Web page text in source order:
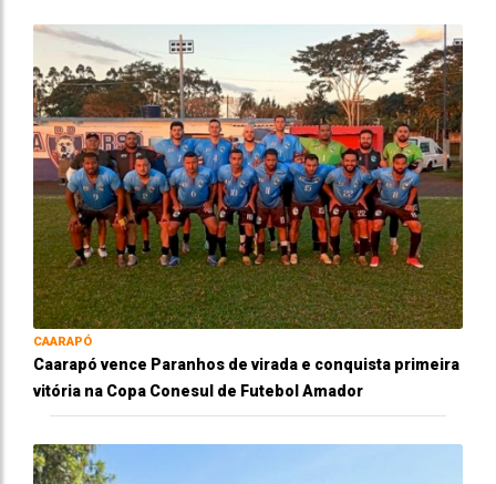
CAARAPÓ
Caarapó vence Paranhos de virada e conquista primeira
vitória na Copa Conesul de Futebol Amador